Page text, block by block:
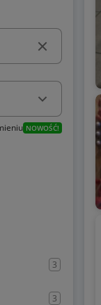
NOWOŚĆ!
3
3